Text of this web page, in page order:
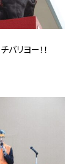
チバリヨー！！